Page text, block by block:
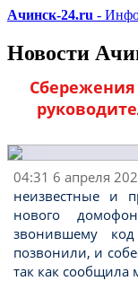
Ачинск-24.ru -
Новости
Сбережения
04:31 6 апреля
неизвестные и
нового
звонившему
позвонили, и
так как